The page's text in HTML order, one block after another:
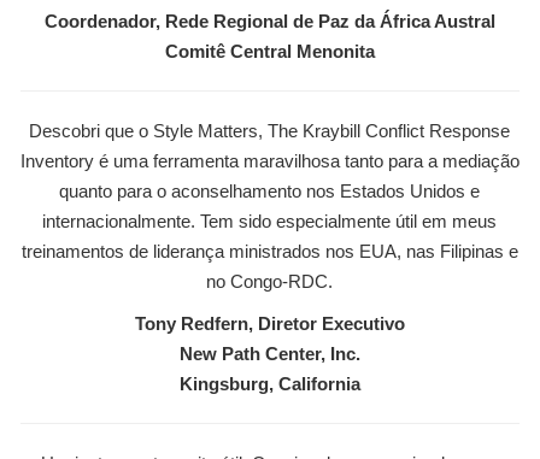
Coordenador, Rede Regional de Paz da África Austral
Comitê Central Menonita
Descobri que o Style Matters, The Kraybill Conflict Response
Inventory é uma ferramenta maravilhosa tanto para a mediação
quanto para o aconselhamento nos Estados Unidos e
internacionalmente. Tem sido especialmente útil em meus
treinamentos de liderança ministrados nos EUA, nas Filipinas e
no Congo-RDC.
Tony Redfern, Diretor Executivo
New Path Center, Inc.
Kingsburg, California